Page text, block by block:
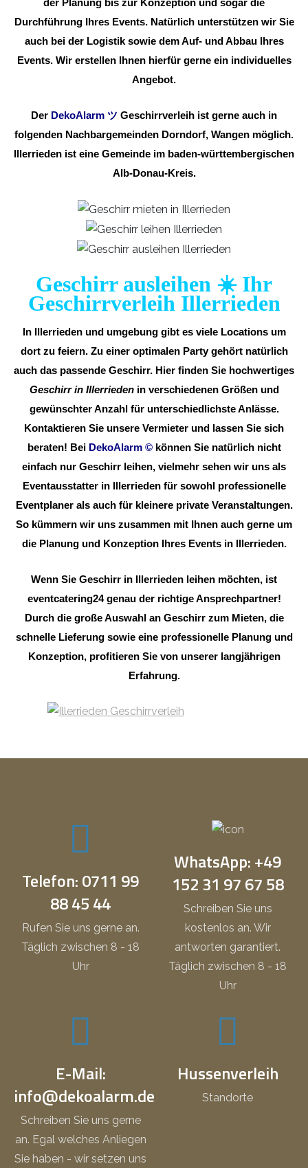
der Planung bis zur Konzeption und sogar die
Durchführung Ihres Events. Natürlich unterstützen wir Sie
auch bei der Logistik sowie dem Auf- und Abbau Ihres
Events. Wir erstellen Ihnen hierfür gerne ein individuelles
Angebot.
Der DekoAlarm ツ Geschirrverleih ist gerne auch in
folgenden Nachbargemeinden Dorndorf, Wangen möglich.
Illerrieden ist eine Gemeinde im baden-württembergischen
Alb-Donau-Kreis.
Geschirr ausleihen ☀️ Ihr
Geschirrverleih Illerrieden
In Illerrieden und umgebung gibt es viele Locations um
dort zu feiern. Zu einer optimalen Party gehört natürlich
auch das passende Geschirr. Hier finden Sie hochwertiges
Geschirr in Illerriedenin verschiedenen Größen und
gewünschter Anzahl für unterschiedlichste Anlässe.
Kontaktieren Sie unsere Vermieter und lassen Sie sich
beraten! Bei DekoAlarm © können Sie natürlich nicht
einfach nur Geschirr leihen, vielmehr sehen wir uns als
Eventausstatter in Illerrieden für sowohl professionelle
Eventplaner als auch für kleinere private Veranstaltungen.
So kümmern wir uns zusammen mit Ihnen auch gerne um
die Planung und Konzeption Ihres Events in Illerrieden.
Wenn Sie Geschirr in Illerrieden leihen möchten, ist
eventcatering24 genau der richtige Ansprechpartner!
Durch die große Auswahl an Geschirr zum Mieten, die
schnelle Lieferung sowie eine professionelle Planung und
Konzeption, profitieren Sie von unserer langjährigen
Erfahrung.
Telefon: 0711 99
88 45 44
Rufen Sie uns gerne an.
Täglich zwischen 8 - 18
Uhr
WhatsApp: +49
152 31 97 67 58
Schreiben Sie uns
kostenlos an. Wir
antworten garantiert.
Täglich zwischen 8 - 18
Uhr
E-Mail:
info@dekoalarm.de
Schreiben Sie uns gerne
an. Egal welches Anliegen
Sie haben - wir setzen uns
Hussenverleih
Standorte